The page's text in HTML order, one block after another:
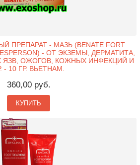
ПРЕПАРАТ - МАЗЬ (BENATE FORT
- ОТ ЭКЗЕМЫ, ДЕРМАТИТА,
ЯЗВ, ОЖОГОВ, КОЖНЫХ ИНФЕКЦИЙ И
- 10 ГР. ВЬЕТНАМ.
360,00 руб.
КУПИТЬ